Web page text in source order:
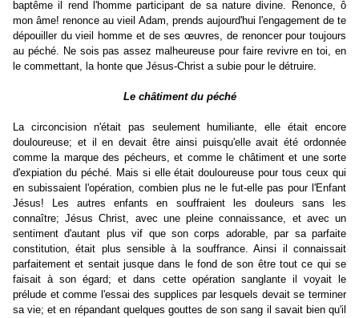
baptême il rend l'homme participant de sa nature divine. Renonce, ô
mon âme! renonce au vieil Adam, prends aujourd'hui l'engagement de te
dépouiller du vieil homme et de ses œuvres, de renoncer pour toujours
au péché. Ne sois pas assez malheureuse pour faire revivre en toi, en
le commettant, la honte que Jésus-Christ a subie pour le détruire.
Le châtiment du péché
La circoncision n'était pas seulement humiliante, elle était encore
douloureuse; et il en devait être ainsi puisqu'elle avait été ordonnée
comme la marque des pécheurs, et comme le châtiment et une sorte
d'expiation du péché. Mais si elle était douloureuse pour tous ceux qui
en subissaient l'opération, combien plus ne le fut-elle pas pour l'Enfant
Jésus! Les autres enfants en souffraient les douleurs sans les
connaître; Jésus Christ, avec une pleine connaissance, et avec un
sentiment d'autant plus vif que son corps adorable, par sa parfaite
constitution, était plus sensible à la souffrance. Ainsi il connaissait
parfaitement et sentait jusque dans le fond de son être tout ce qui se
faisait à son égard; et dans cette opération sanglante il voyait le
prélude et comme l'essai des supplices par lesquels devait se terminer
sa vie; et en répandant quelques gouttes de son sang il savait bien qu'il